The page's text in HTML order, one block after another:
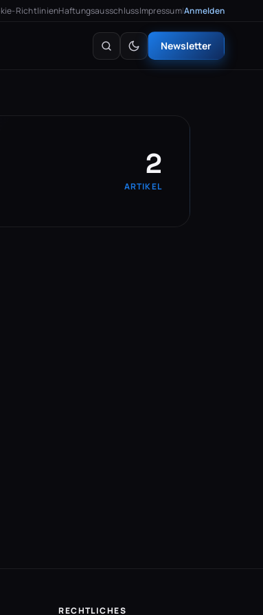
RichtlinienHaftungsausschlussImpressum|Anmelden
Newsletter
2
ARTIKEL
RECHTLICHES